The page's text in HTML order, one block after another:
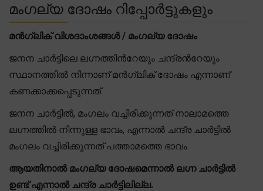
മംഗല്യ ദോഷം റിപ്പോർട്ടുകളും
മൻഗ്ലിക് വിശദാംശങ്ങൾ / മംഗല്യ ദോഷം
ജനന ചാർട്ടിലെ ലഗ്നത്തിന്‍റേയും ചന്ദ്രന്‍റേയും
സ്ഥാനത്തിൽ നിന്നാണ് മൻഗ്ലിക് ദോഷം എന്നാണ്
കണക്കാക്കപ്പെടുന്നത്.
ജനന ചാർട്ടിൽ, മംഗലം വച്ചിരിക്കുന്നത് നാലാമത്തെ
ലഗ്നത്തിൽ നിന്നുള്ള ഭാവം, എന്നാൽ ചന്ദ്ര ചാർട്ടിൽ
മംഗലം വച്ചിരിക്കുന്നത് പത്താമത്തെ ഭാവം.
ആയതിനാൽ മംഗല്യ ദോഷമെന്നാൽ ലഗ്ന ചാർട്ടിൽ
ഉണ്ട് എന്നാൽ ചന്ദ്ര ചാർട്ടിലില്ല.